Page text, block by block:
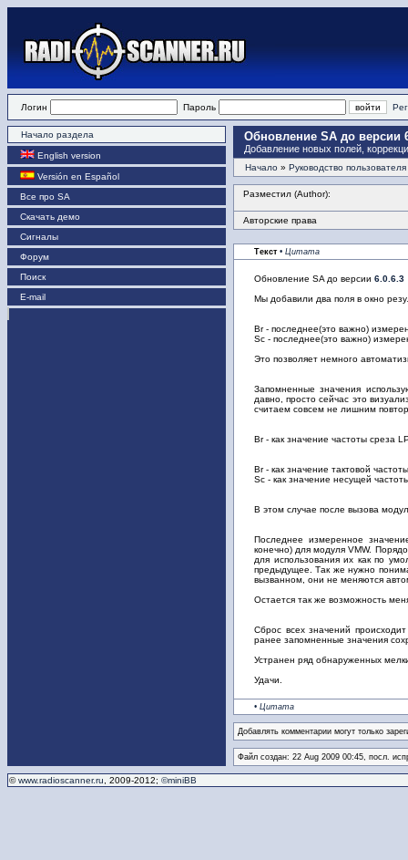
Логин Пароль
Начало раздела
English version
Versión en Español
Все про SA
Скачать демо
Сигналы
Форум
Поиск
E-mail
Обновление SA до версии
Добавление новых полей,
Начало » Руководство
Разместил (Author):
Авторские права
Текст • Цитата
Обновление SA до версии 6.0.6.3
Мы добавили два поля в окно
Br - последнее(это важно)
Sc - последнее(это важно)
Это позволяет немного
Запомненные значения
давно, просто сейчас это
считаем совсем не лишним
Br - как значение частоты среза
Br - как значение тактовой
Sc - как значение несущей
В этом случае после вызова
Последнее измеренное
конечно) для модуля VMW.
для использования их как по
предыдущее. Так же нужно
вызванном, они не меняются
Остается так же возможность
Сброс всех значений
ранее запомненные значения
Устранен ряд обнаруженных
Удачи.
• Цитата
Добавлять комментарии могут только
Файл создан: 22 Aug 2009 00:45, посл.
©www.radioscanner.ru , 2009-2012; ©miniBB